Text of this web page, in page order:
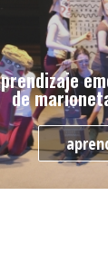
de